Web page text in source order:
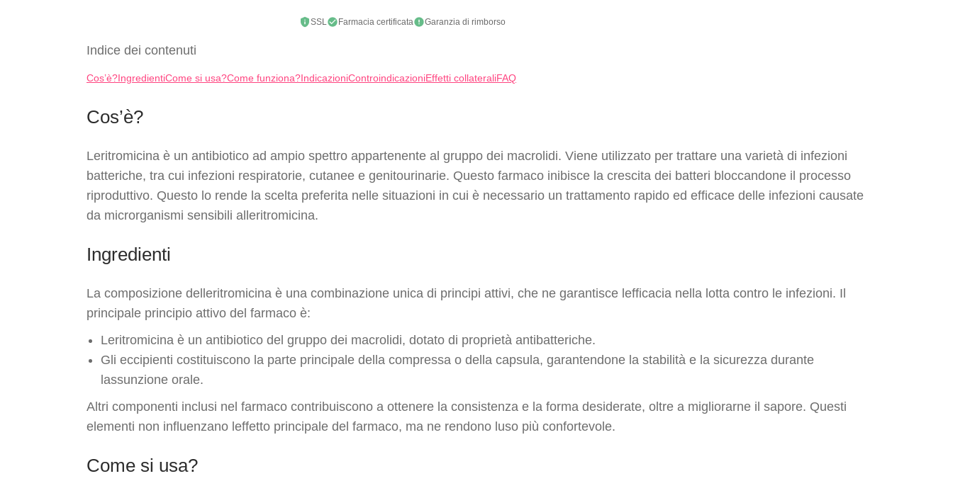
SSL Farmacia certificata Garanzia di rimborso
Indice dei contenuti
Cos’è?IngredientiCome si usa?Come funziona?IndicazioniControindicazioniEffetti collateraliFAQ
Cos’è?
Leritromicina è un antibiotico ad ampio spettro appartenente al gruppo dei macrolidi. Viene utilizzato per trattare una varietà di infezioni
batteriche, tra cui infezioni respiratorie, cutanee e genitourinarie. Questo farmaco inibisce la crescita dei batteri bloccandone il processo
riproduttivo. Questo lo rende la scelta preferita nelle situazioni in cui è necessario un trattamento rapido ed efficace delle infezioni causate
da microrganismi sensibili alleritromicina.
Ingredienti
La composizione delleritromicina è una combinazione unica di principi attivi, che ne garantisce lefficacia nella lotta contro le infezioni. Il
principale principio attivo del farmaco è:
Leritromicina è un antibiotico del gruppo dei macrolidi, dotato di proprietà antibatteriche.
Gli eccipienti costituiscono la parte principale della compressa o della capsula, garantendone la stabilità e la sicurezza durante
lassunzione orale.
Altri componenti inclusi nel farmaco contribuiscono a ottenere la consistenza e la forma desiderate, oltre a migliorarne il sapore. Questi
elementi non influenzano leffetto principale del farmaco, ma ne rendono luso più confortevole.
Come si usa?